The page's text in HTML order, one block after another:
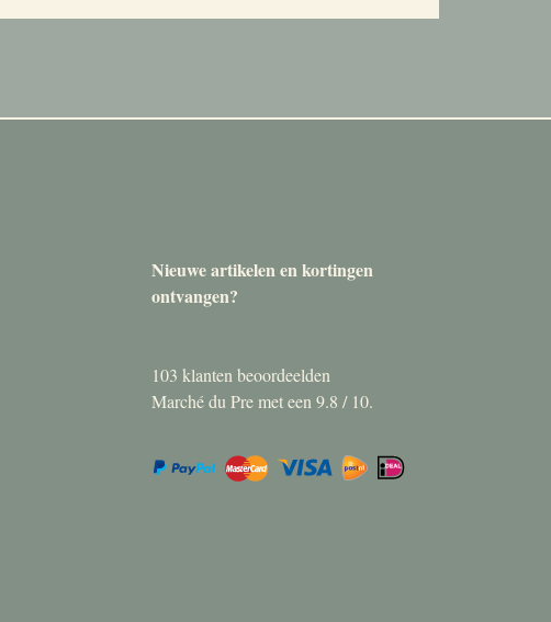
Nieuwe artikelen en kortingen
ontvangen?
103 klanten beoordeelden
Marché du Pre met een 9.8 / 10.